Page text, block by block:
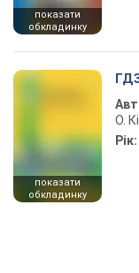
показати
обкладинку
показати
обкладинку
О.
Рік: